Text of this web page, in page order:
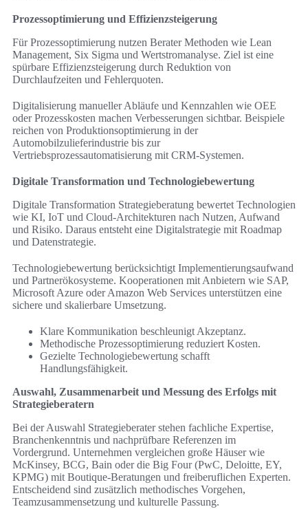
Prozessoptimierung und Effizienzsteigerung
Für Prozessoptimierung nutzen Berater Methoden wie Lean
Management, Six Sigma und Wertstromanalyse. Ziel ist eine
spürbare Effizienzsteigerung durch Reduktion von
Durchlaufzeiten und Fehlerquoten.
Digitalisierung manueller Abläufe und Kennzahlen wie OEE
oder Prozesskosten machen Verbesserungen sichtbar. Beispiele
reichen von Produktionsoptimierung in der
Automobilzulieferindustrie bis zur
Vertriebsprozessautomatisierung mit CRM-Systemen.
Digitale Transformation und Technologiebewertung
Digitale Transformation Strategieberatung bewertet Technologien
wie KI, IoT und Cloud-Architekturen nach Nutzen, Aufwand
und Risiko. Daraus entsteht eine Digitalstrategie mit Roadmap
und Datenstrategie.
Technologiebewertung berücksichtigt Implementierungsaufwand
und Partnerökosysteme. Kooperationen mit Anbietern wie SAP,
Microsoft Azure oder Amazon Web Services unterstützen eine
sichere und skalierbare Umsetzung.
Klare Kommunikation beschleunigt Akzeptanz.
Methodische Prozessoptimierung reduziert Kosten.
Gezielte Technologiebewertung schafft
Handlungsfähigkeit.
Auswahl, Zusammenarbeit und Messung des Erfolgs mit
Strategieberatern
Bei der Auswahl Strategieberater stehen fachliche Expertise,
Branchenkenntnis und nachprüfbare Referenzen im
Vordergrund. Unternehmen vergleichen große Häuser wie
McKinsey, BCG, Bain oder die Big Four (PwC, Deloitte, EY,
KPMG) mit Boutique-Beratungen und freiberuflichen Experten.
Entscheidend sind zusätzlich methodisches Vorgehen,
Teamzusammensetzung und kulturelle Passung.